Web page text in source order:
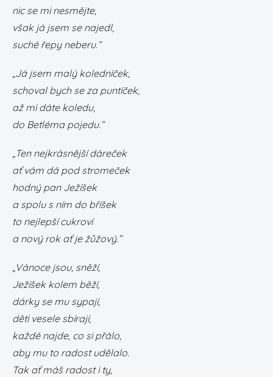
nic se mi nesmějte,
však já jsem se najedl,
suché řepy neberu.”
„Já jsem malý koledníček,
schoval bych se za puntíček,
až mi dáte koledu,
do Betléma pojedu.”
„Ten nejkrásnější dáreček
ať vám dá pod stromeček
hodný pan Ježíšek
a spolu s ním do bříšek
to nejlepší cukroví
a nový rok ať je žůžový.”
„Vánoce jsou, sněží,
Ježíšek kolem běží,
dárky se mu sypají,
děti vesele sbírají,
každé najde, co si přálo,
aby mu to radost udělalo.
Tak ať máš radost i ty,